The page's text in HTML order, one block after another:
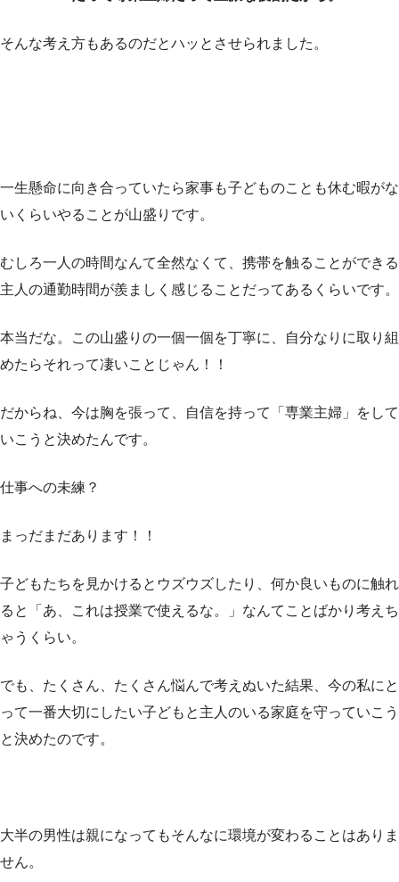
そんな考え方もあるのだとハッとさせられました。
一生懸命に向き合っていたら家事も子どものことも休む暇がな
いくらいやることが山盛りです。
むしろ一人の時間なんて全然なくて、携帯を触ることができる
主人の通勤時間が羨ましく感じることだってあるくらいです。
本当だな。この山盛りの一個一個を丁寧に、自分なりに取り組
めたらそれって凄いことじゃん！！
だからね、今は胸を張って、自信を持って「専業主婦」をして
いこうと決めたんです。
仕事への未練？
まっだまだあります！！
子どもたちを見かけるとウズウズしたり、何か良いものに触れ
ると「あ、これは授業で使えるな。」なんてことばかり考えち
ゃうくらい。
でも、たくさん、たくさん悩んで考えぬいた結果、今の私にと
って一番大切にしたい子どもと主人のいる家庭を守っていこう
と決めたのです。
大半の男性は親になってもそんなに環境が変わることはありま
せん。